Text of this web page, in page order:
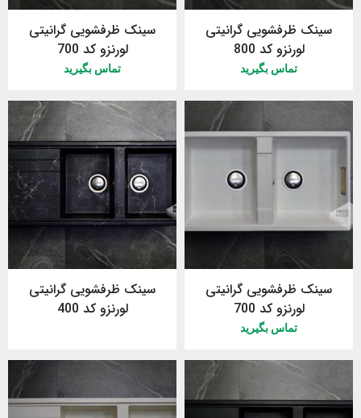
سینک ظرفشویی گرانیتی
لورنزو کد 800
تماس بگیرید
سینک ظرفشویی گرانیتی
لورنزو کد 700
تماس بگیرید
سینک ظرفشویی گرانیتی
لورنزو کد 700
تماس بگیرید
سینک ظرفشویی گرانیتی
لورنزو کد 400